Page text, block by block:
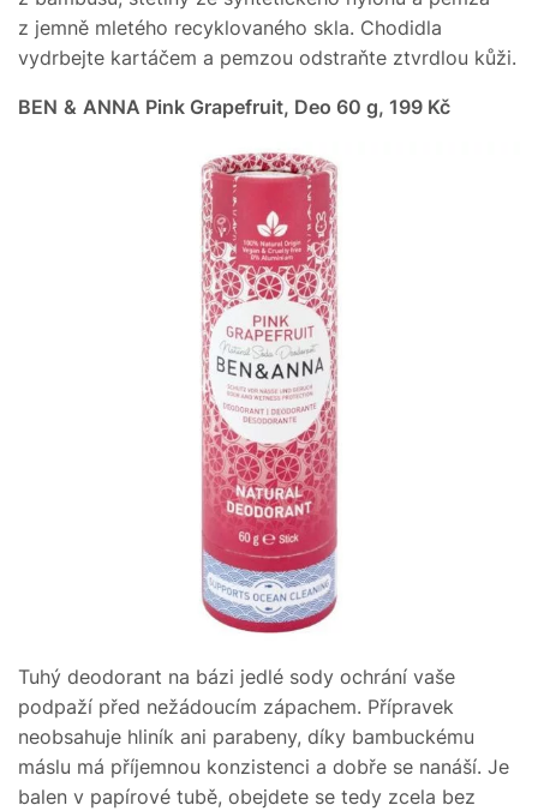
z jemně mletého recyklovaného skla. Chodidla
vydrbejte kartáčem a pemzou odstraňte ztvrdlou kůži.
BEN & ANNA Pink Grapefruit, Deo 60 g, 199 Kč
Tuhý deodorant na bázi jedlé sody ochrání vaše
podpaží před nežádoucím zápachem. Přípravek
neobsahuje hliník ani parabeny, díky bambuckému
máslu má příjemnou konzistenci a dobře se nanáší. Je
balen v papírové tubě, obejdete se tedy zcela bez